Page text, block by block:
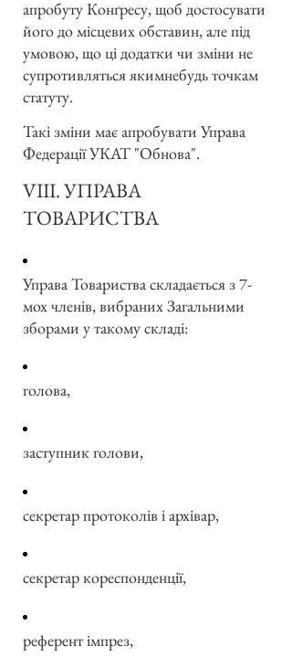
апробуту Конґресу, щоб достосувати
його до місцевих обставин, але під
умовою, що ці додатки чи зміни не
супротивляться якимнебудь точкам
статуту.
Такі зміни має апробувати Управа
Федерації УКАТ "Обнова".
VIII. УПРАВА
ТОВАРИСТВА
Управа Товариства складається з 7-
мох членів, вибраних Загальними
зборами у такому складі:
голова,
заступник голови,
секретар протоколів і архівар,
секретар кореспонденції,
референт імпрез,